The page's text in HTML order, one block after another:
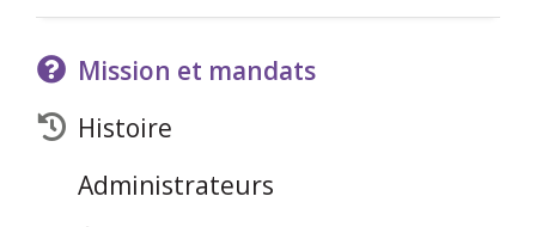
Mission et mandats
Histoire
Administrateurs